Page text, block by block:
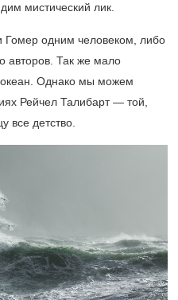
мистический лик.
одним человеком, либо
авторов. Так же мало
Однако мы можем
Рейчел Талибарт — той,
все детство.